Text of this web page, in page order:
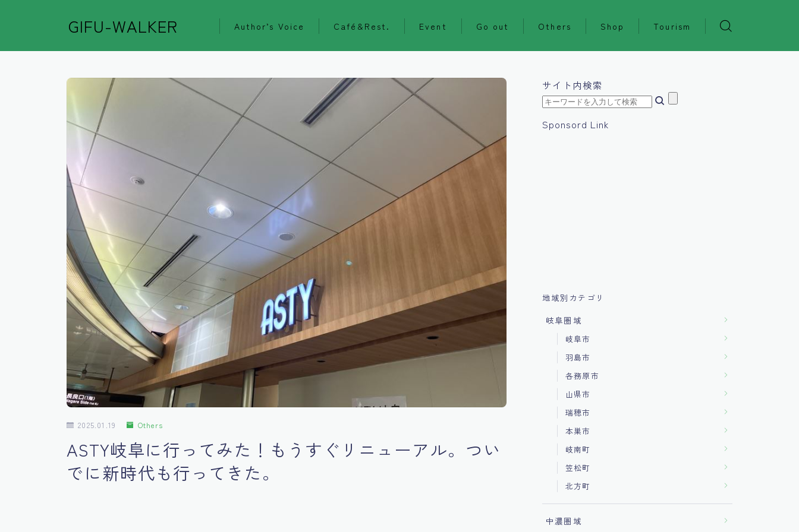
GIFU-WALKER Author’s Voice Café&Rest. Event Go out Others Shop Tourism
2025.01.19 Others
ASTY岐阜に行ってみた！もうすぐリニューアル。つい
でに新時代も行ってきた。
サイト内検索
Sponsord Link
地域別カテゴリ
岐阜圏域
岐阜市
羽島市
各務原市
山県市
瑞穂市
本巣市
岐南町
笠松町
北方町
中濃圏域